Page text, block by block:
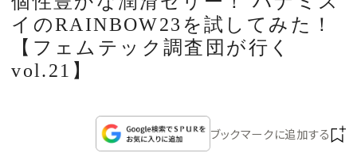
CULTURE
COLLECTION
イのRAINBOW23を試してみた！
【フェムテック調査団が行く
vol.21】
ブックマークに追加する